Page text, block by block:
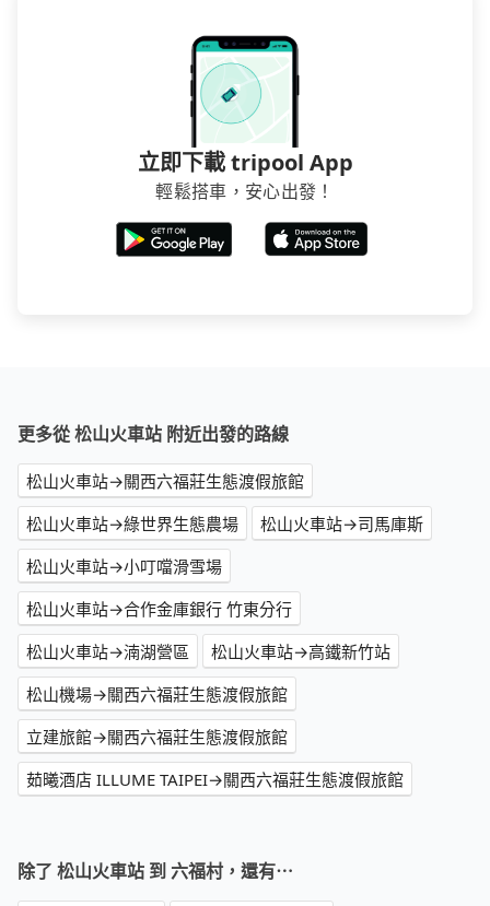
立即下載 tripool App
輕鬆搭車，安心出發！
更多從 松山火車站 附近出發的路線
松山火車站→關西六福莊生態渡假旅館
松山火車站→綠世界生態農場
松山火車站→司馬庫斯
松山火車站→小叮噹滑雪場
松山火車站→合作金庫銀行 竹東分行
松山火車站→湳湖營區
松山火車站→高鐵新竹站
松山機場→關西六福莊生態渡假旅館
立建旅館→關西六福莊生態渡假旅館
茹曦酒店 ILLUME TAIPEI→關西六福莊生態渡假旅館
除了 松山火車站 到 六福村，還有⋯